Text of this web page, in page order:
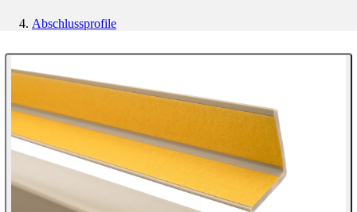
Abschlussprofile